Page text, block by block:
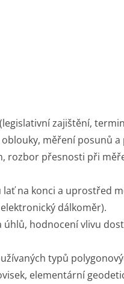
zajištění,
měření posunů
rozbor přesnosti při
na konci a uprostřed
dálkoměr).
hodnocení vlivu
typů
elementární